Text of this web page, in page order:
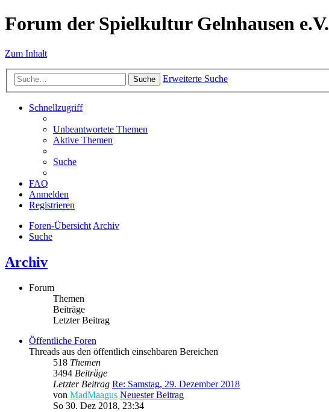
Forum der Spielkultur Gelnhausen e.V.
Zum Inhalt
Suche Erweiterte Suche
Schnellzugriff
Unbeantwortete Themen
Aktive Themen
Suche
FAQ
Anmelden
Registrieren
Foren-ÜbersichtArchiv
Suche
Archiv
Forum
Themen
Beiträge
Letzter Beitrag
Öffentliche Foren
Threads aus den öffentlich einsehbaren Bereichen
518 Themen
3494 Beiträge
Letzter Beitrag Re: Samstag, 29. Dezember 2018
von MadMaagus Neuester Beitrag
So 30. Dez 2018, 23:34